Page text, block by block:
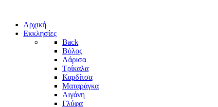
Αρχική
Εκκλησίες
Back
Βόλος
Λάρισα
Τρίκαλα
Καρδίτσα
Ματαράγκα
Αιγάνη
Γλύφα